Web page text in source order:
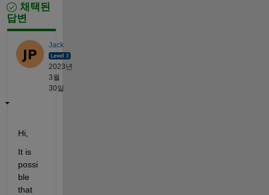
채택된
답변
Jack
2023년
3월
30일
Hi,
It is
possi
ble
that